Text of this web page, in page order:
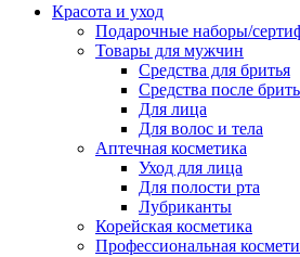
Красота и уход
Подарочные наборы/
Товары для мужчин
Средства для бритья
Средства после
Для лица
Для волос и тела
Аптечная косметика
Уход для лица
Для полости рта
Лубриканты
Корейская косметика
Профессиональная